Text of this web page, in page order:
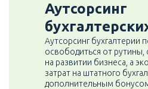
Аутсорсинг
Аутсорсинг бухгалтерии
освободиться от
на развитии бизнеса, а
затрат на штатного
дополнительным